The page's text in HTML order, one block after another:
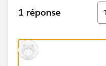
1 réponse
Tri